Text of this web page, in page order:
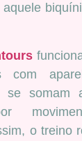
com
se somam
o treino